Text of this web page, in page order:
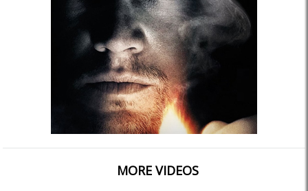
MORE VIDEOS